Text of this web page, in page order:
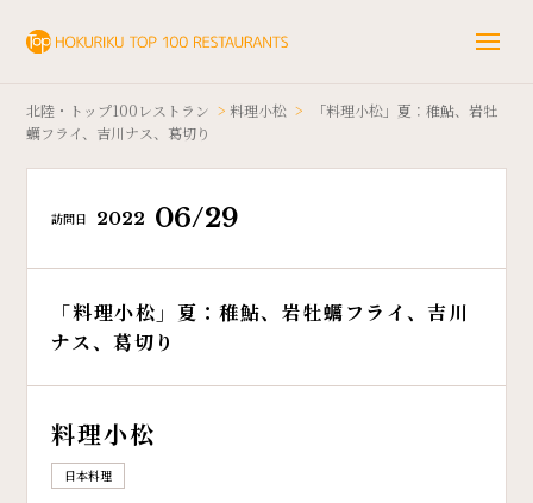
北陸・トップ100レストラン >料理小松 >
「料理小松」夏：稚鮎、岩牡
蠣フライ、吉川ナス、葛切り
訪問日 2022 06/29
「料理小松」夏：稚鮎、岩牡蠣フライ、吉川
ナス、葛切り
料理小松
日本料理